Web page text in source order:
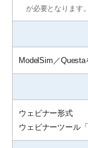
が必要となります。
ModelSim／
ウェビナー形式
ウェビナーツール